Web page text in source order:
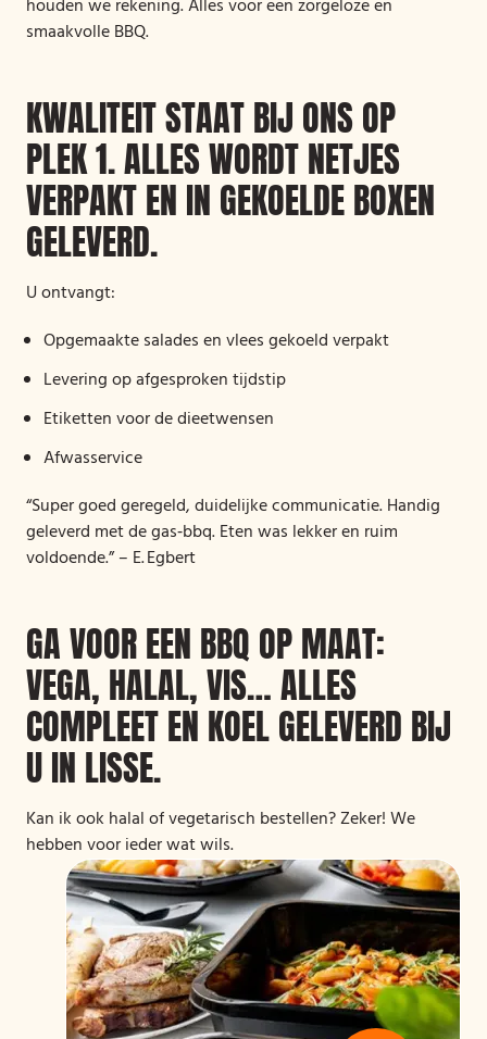
houden we rekening. Alles voor een zorgeloze en
smaakvolle BBQ.
KWALITEIT STAAT BIJ ONS OP
PLEK 1. ALLES WORDT NETJES
VERPAKT EN IN GEKOELDE BOXEN
GELEVERD.
U ontvangt:
Opgemaakte salades en vlees gekoeld verpakt
Levering op afgesproken tijdstip
Etiketten voor de dieetwensen
Afwasservice
“Super goed geregeld, duidelijke communicatie. Handig
geleverd met de gas‑bbq. Eten was lekker en ruim
voldoende.” – E. Egbert
GA VOOR EEN BBQ OP MAAT:
VEGA, HALAL, VIS… ALLES
COMPLEET EN KOEL GELEVERD BIJ
U IN LISSE.
Kan ik ook halal of vegetarisch bestellen? Zeker! We
hebben voor ieder wat wils.